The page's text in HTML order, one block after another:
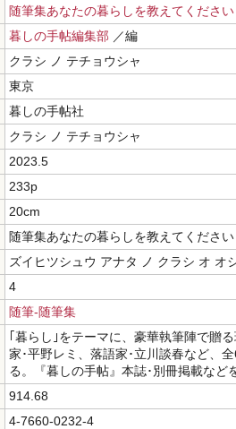
随筆集あなたの暮らしを教えてください
暮しの手帖編集部 ／編
クラシ ノ テチョウシャ
東京
暮しの手帖社
クラシ ノ テチョウシャ
2023.5
233p
20cm
随筆集あなたの暮らしを教えてください
ズイヒツシュウ アナタ ノ クラシ オ オ
4
随筆-随筆集
｢暮らし｣をテーマに、豪華執筆陣で贈
家･平野レミ、落語家･立川談春など、
る。『暮しの手帖』本誌･別冊掲載など
914.68
4-7660-0232-4